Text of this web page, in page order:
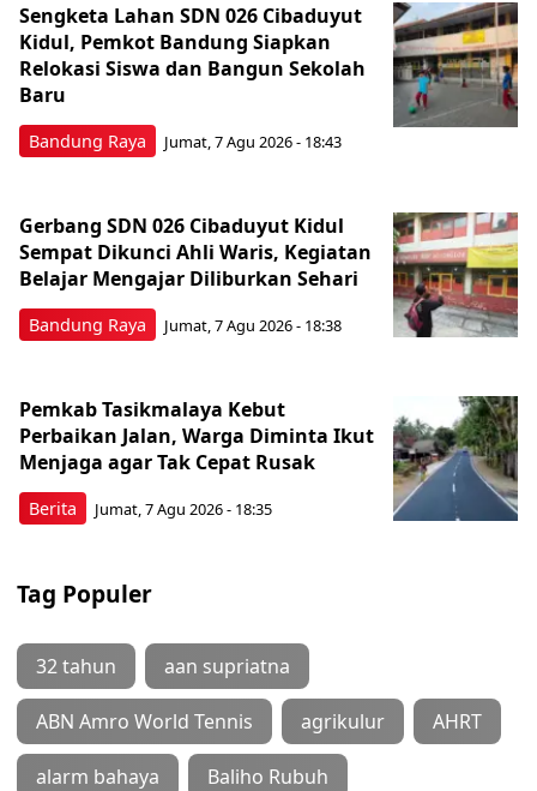
Bandung Raya
Sengketa Lahan SDN 026 Cibaduyut
Kidul, Pemkot Bandung Siapkan
Relokasi Siswa dan Bangun Sekolah
Baru
Jumat, 7 Agu 2026 - 18:43
Bandung Raya
Gerbang SDN 026 Cibaduyut Kidul
Sempat Dikunci Ahli Waris, Kegiatan
Belajar Mengajar Diliburkan Sehari
Jumat, 7 Agu 2026 - 18:38
Berita
Pemkab Tasikmalaya Kebut
Perbaikan Jalan, Warga Diminta Ikut
Menjaga agar Tak Cepat Rusak
Jumat, 7 Agu 2026 - 18:35
Tag Populer
32 tahun aan supriatna
ABN Amro World Tennis agrikulur AHRT
alarm bahaya Baliho Rubuh